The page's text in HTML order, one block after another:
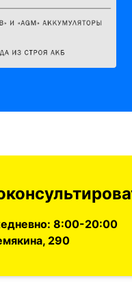
8:00-20:00
290